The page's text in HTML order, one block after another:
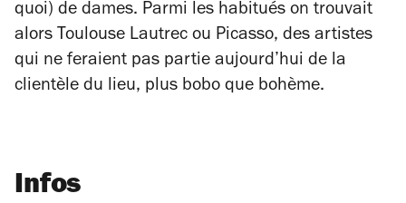
quoi) de dames. Parmi les habitués on trouvait
alors Toulouse Lautrec ou Picasso, des artistes
qui ne feraient pas partie aujourd’hui de la
clientèle du lieu, plus bobo que bohème.
Infos